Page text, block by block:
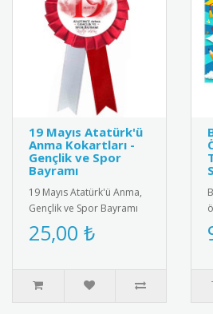
19 Mayıs Atatürk'ü
Anma Kokartları -
Gençlik ve Spor
Bayramı
19 Mayıs Atatürk'ü Anma,
Gençlik ve Spor Bayramı
için özel tasarım kokart
seti. Yüksek kaliteli meta..
25,00 ₺